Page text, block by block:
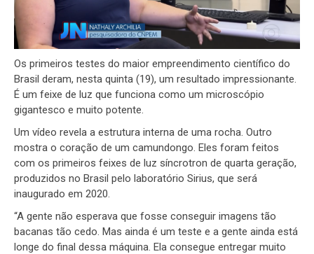
Os primeiros testes do maior empreendimento científico do
Brasil deram, nesta quinta (19), um resultado impressionante.
É um feixe de luz que funciona como um microscópio
gigantesco e muito potente.
Um vídeo revela a estrutura interna de uma rocha. Outro
mostra o coração de um camundongo. Eles foram feitos
com os primeiros feixes de luz síncrotron de quarta geração,
produzidos no Brasil pelo laboratório Sirius, que será
inaugurado em 2020.
“A gente não esperava que fosse conseguir imagens tão
bacanas tão cedo. Mas ainda é um teste e a gente ainda está
longe do final dessa máquina. Ela consegue entregar muito